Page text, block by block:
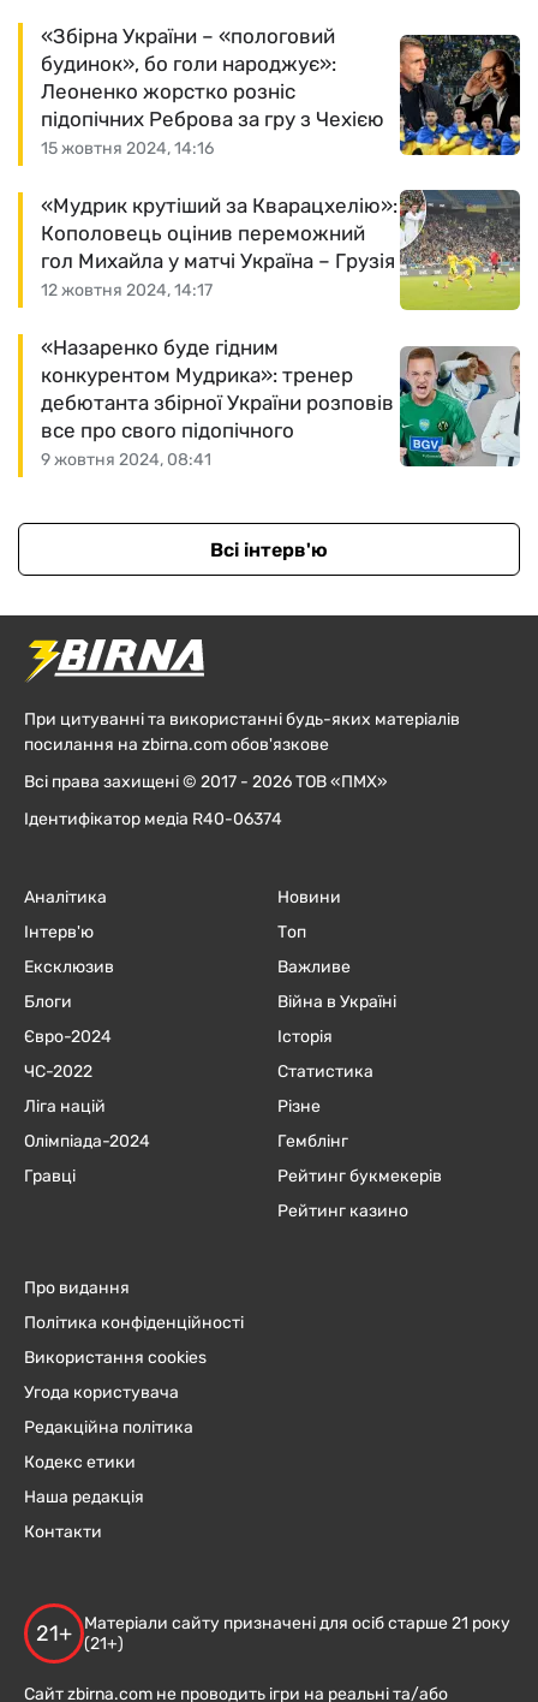
15 жовтня 2024, 14:16
«Збірна України – «пологовий
будинок», бо голи народжує»:
Леоненко жорстко розніс
підопічних Реброва за гру з Чехією
12 жовтня 2024, 14:17
«Мудрик крутіший за Кварацхелію»:
Кополовець оцінив переможний
гол Михайла у матчі Україна – Грузія
9 жовтня 2024, 08:41
«Назаренко буде гідним
конкурентом Мудрика»: тренер
дебютанта збірної України розповів
все про свого підопічного
Всі інтерв'ю
При цитуванні та використанні будь-яких матеріалів
посилання на zbirna.com обов'язкове
Всі права захищені © 2017 - 2026 ТОВ «ПМХ»
Ідентифікатор медіа R40-06374
Аналітика
Інтерв'ю
Ексклюзив
Блоги
Євро-2024
ЧC-2022
Ліга націй
Олімпіада-2024
Гравці
Новини
Топ
Важливе
Війна в Україні
Історія
Статистика
Різне
Гемблінг
Рейтинг букмекерів
Рейтинг казино
Про видання
Політика конфіденційності
Використання cookies
Угода користувача
Редакційна політика
Кодекс етики
Наша редакція
Контакти
21+
Матеріали сайту призначені для осіб старше 21 року
(21+)
Сайт zbirna.com не проводить ігри на реальні та/або